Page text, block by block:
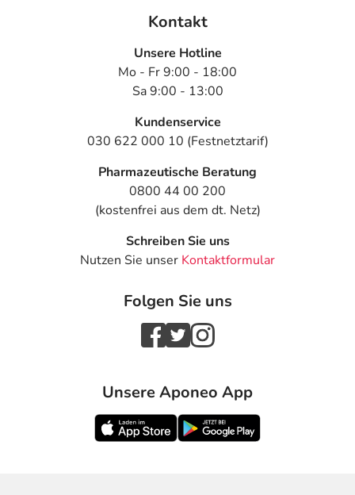
Kontakt
Unsere Hotline
Mo - Fr 9:00 - 18:00
Sa 9:00 - 13:00
Kundenservice
030 622 000 10 (Festnetztarif)
Pharmazeutische Beratung
0800 44 00 200
(kostenfrei aus dem dt. Netz)
Schreiben Sie uns
Nutzen Sie unser Kontaktformular
Folgen Sie uns
Unsere Aponeo App